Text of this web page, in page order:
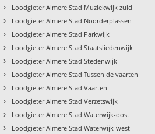
› Loodgieter Almere Stad Muziekwijk zuid
› Loodgieter Almere Stad Noorderplassen
› Loodgieter Almere Stad Parkwijk
› Loodgieter Almere Stad Staatsliedenwijk
› Loodgieter Almere Stad Stedenwijk
› Loodgieter Almere Stad Tussen de vaarten
› Loodgieter Almere Stad Vaarten
› Loodgieter Almere Stad Verzetswijk
› Loodgieter Almere Stad Waterwijk-oost
› Loodgieter Almere Stad Waterwijk-west